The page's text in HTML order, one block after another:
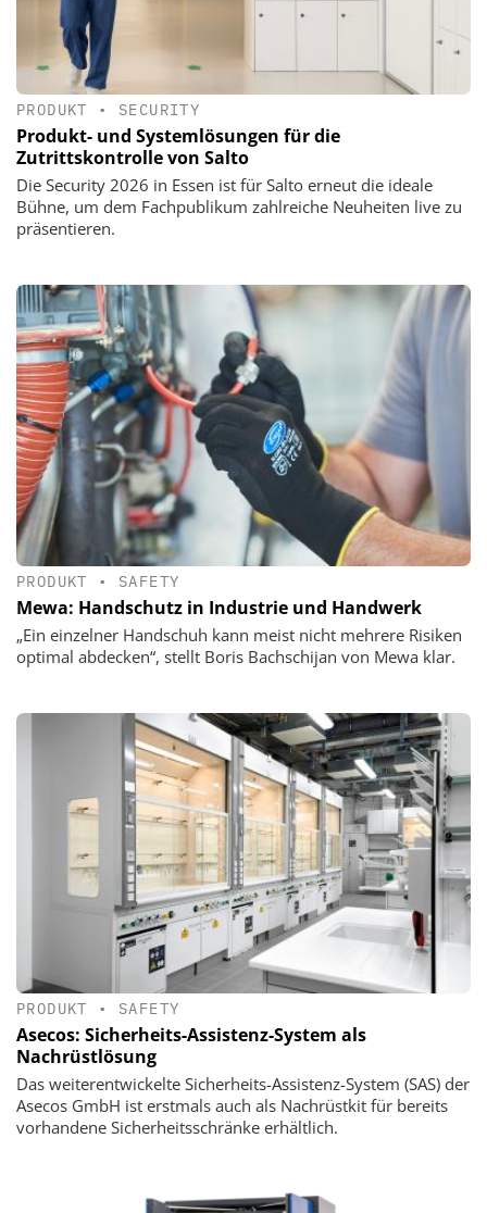
PRODUKT • SECURITY
Produkt- und Systemlösungen für die
Zutrittskontrolle von Salto
Die Security 2026 in Essen ist für Salto erneut die ideale
Bühne, um dem Fachpublikum zahlreiche Neuheiten live zu
präsentieren.
PRODUKT • SAFETY
Mewa: Handschutz in Industrie und Handwerk
„Ein einzelner Handschuh kann meist nicht mehrere Risiken
optimal abdecken“, stellt Boris Bachschijan von Mewa klar.
PRODUKT • SAFETY
Asecos: Sicherheits-Assistenz-System als
Nachrüstlösung
Das weiterentwickelte Sicherheits-Assistenz-System (SAS) der
Asecos GmbH ist erstmals auch als Nachrüstkit für bereits
vorhandene Sicherheitsschränke erhältlich.